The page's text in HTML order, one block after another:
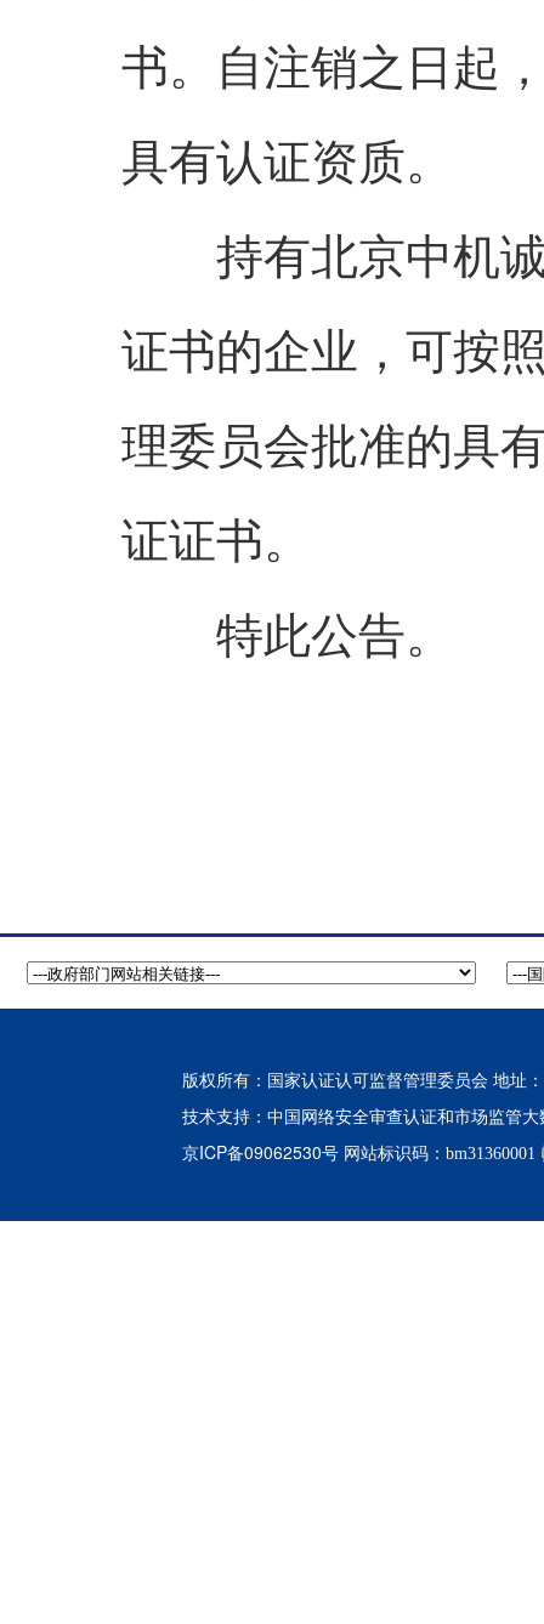
书。自注销之日起
具有认证资质。
持有北京中机诚
证书的企业，可按
理委员会批准的具
证证书。
特此公告。
版权所有：国家认证认可监督管理委员会 地址
技术支持： 中国网络安全审查认证和市场监管
京ICP备09062530号 网站标识码：bm31360001